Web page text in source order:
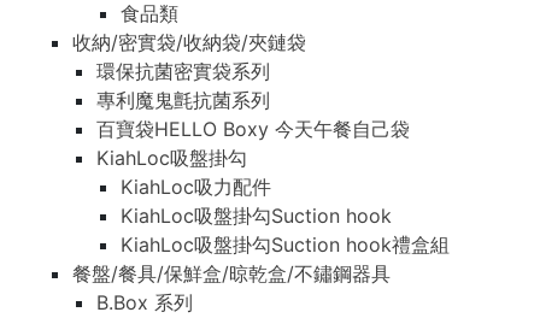
食品類
收納/密實袋/收納袋/夾鏈袋
環保抗菌密實袋系列
專利魔鬼氈抗菌系列
百寶袋HELLO Boxy 今天午餐自己袋
KiahLoc吸盤掛勾
KiahLoc吸力配件
KiahLoc吸盤掛勾Suction hook
KiahLoc吸盤掛勾Suction hook禮盒組
餐盤/餐具/保鮮盒/晾乾盒/不鏽鋼器具
B.Box 系列